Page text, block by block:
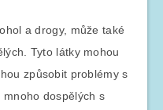
a drogy, může také
Tyto látky mohou
způsobit problémy s
dospělých s